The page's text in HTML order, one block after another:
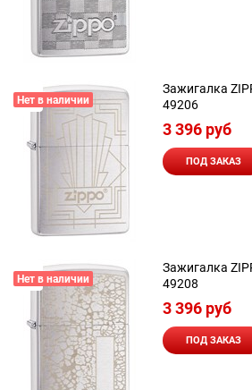
Нет в наличии
Зажигалка
49206
3 396 руб
ПОД ЗАКАЗ
Нет в наличии
Зажигалка
49208
3 396 руб
ПОД ЗАКАЗ